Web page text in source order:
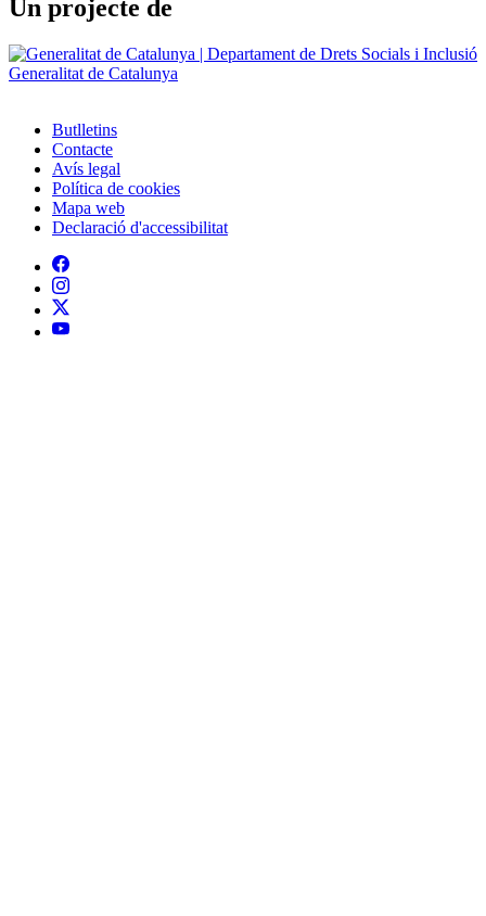
Un projecte de
Generalitat de Catalunya
Peu
Butlletins
Contacte
Avís legal
Política de cookies
Mapa web
Declaració d'accessibilitat